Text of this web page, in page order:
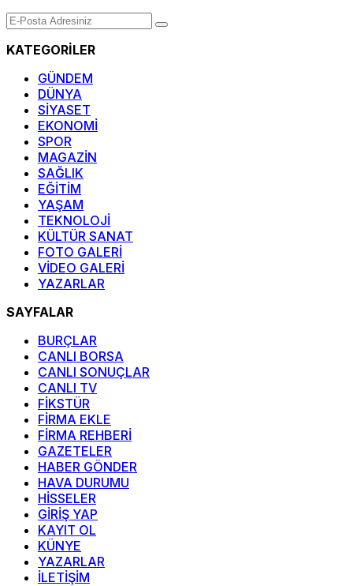
KATEGORİLER
GÜNDEM
DÜNYA
SİYASET
EKONOMİ
SPOR
MAGAZİN
SAĞLIK
EĞİTİM
YAŞAM
TEKNOLOJİ
KÜLTÜR SANAT
FOTO GALERİ
VİDEO GALERİ
YAZARLAR
SAYFALAR
BURÇLAR
CANLI BORSA
CANLI SONUÇLAR
CANLI TV
FİKSTÜR
FİRMA EKLE
FİRMA REHBERİ
GAZETELER
HABER GÖNDER
HAVA DURUMU
HİSSELER
GİRİŞ YAP
KAYIT OL
KÜNYE
YAZARLAR
İLETİŞİM